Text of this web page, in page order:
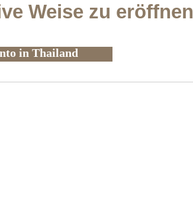
Weise zu eröffnen
in Thailand